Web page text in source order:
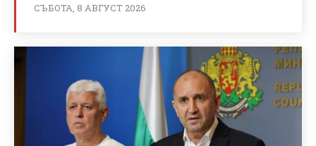
СЪБОТА, 8 АВГУСТ 2026